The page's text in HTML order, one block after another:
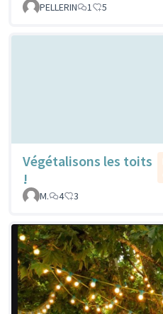
PELLERIN
1 5
Végétalisons les toits
!
M.
4 3